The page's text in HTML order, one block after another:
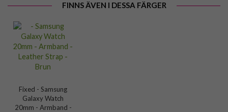
FINNS ÄVEN I DESSA FÄRGER
Fixed - Samsung
Galaxy Watch
20mm - Armband -